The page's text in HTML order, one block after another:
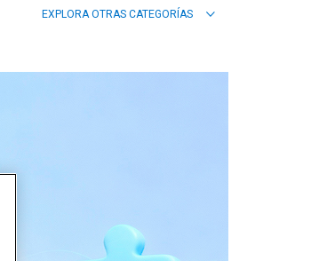
EXPLORA OTRAS CATEGORÍAS